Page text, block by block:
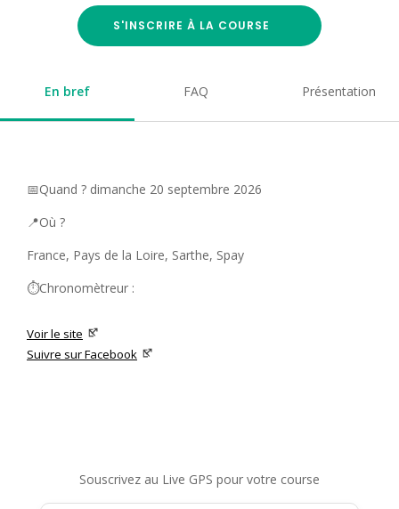
S'INSCRIRE À LA COURSE
En bref FAQ Présentation
📅Quand ? dimanche 20 septembre 2026
📍Où ?
France, Pays de la Loire, Sarthe, Spay
⏱️Chronomètreur :
Voir le site
Suivre sur Facebook
Souscrivez au Live GPS pour votre course